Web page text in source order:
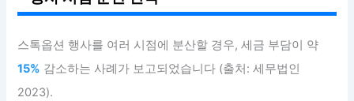
스톡옵션 행사를 여러 시점에 분산할 경우, 세금 부담이 약
15% 감소하는 사례가 보고되었습니다 (출처: 세무법인
2023).